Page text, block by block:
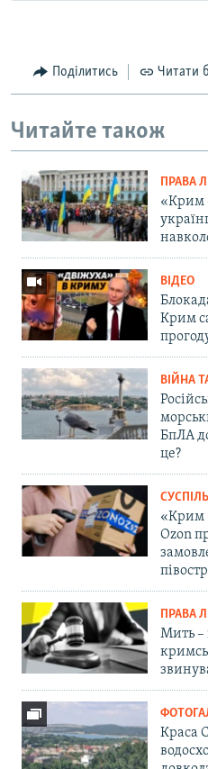
Поділитись Читати
Читайте також
ПРАВА
«Крим
ВІДЕО
Крим
ВІЙНА
БпЛА
це?
«Крим
Ozon
ПРАВА
Мить –
Краса